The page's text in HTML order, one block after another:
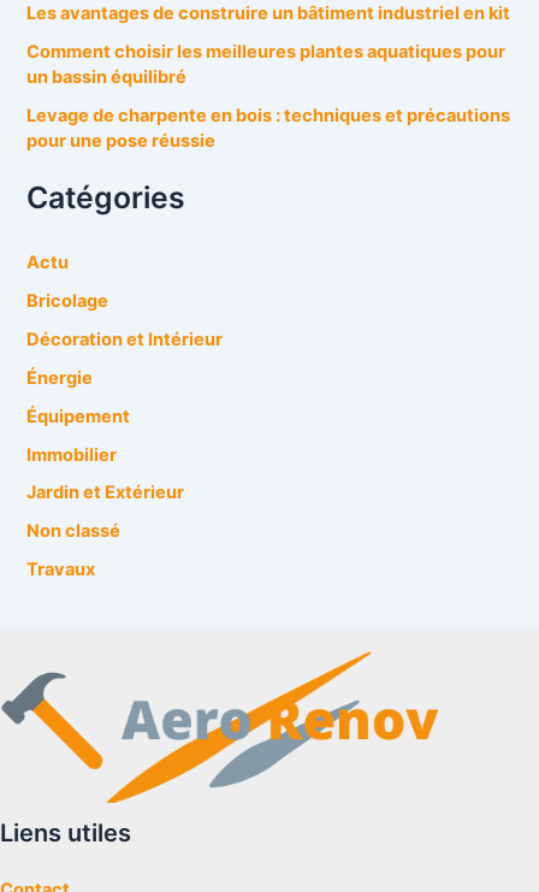
Les avantages de construire un bâtiment industriel en kit
Comment choisir les meilleures plantes aquatiques pour
un bassin équilibré
Levage de charpente en bois : techniques et précautions
pour une pose réussie
Catégories
Actu
Bricolage
Décoration et Intérieur
Énergie
Équipement
Immobilier
Jardin et Extérieur
Non classé
Travaux
Liens utiles